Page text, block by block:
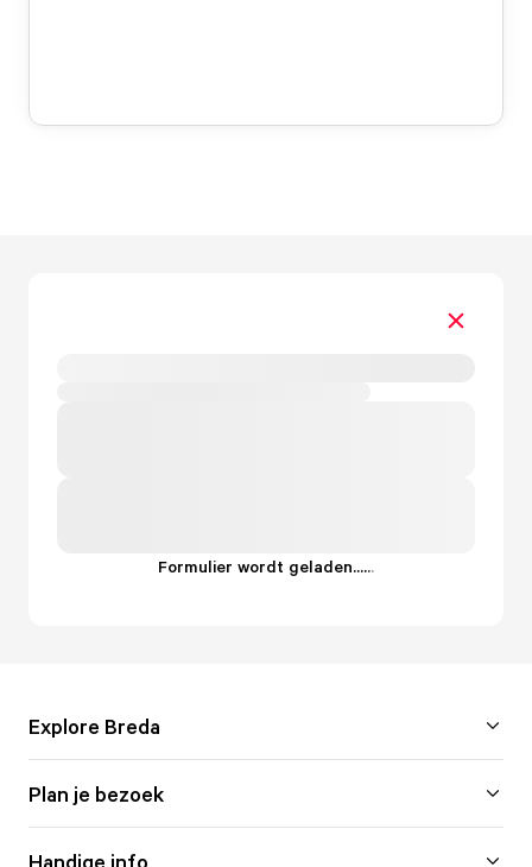
Formulier wordt geladen......
Explore Breda
Plan je bezoek
Handige info